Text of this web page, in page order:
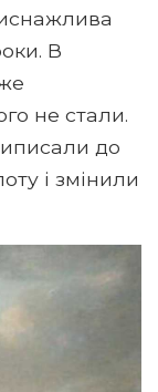
В
не стали.
до
і змінили